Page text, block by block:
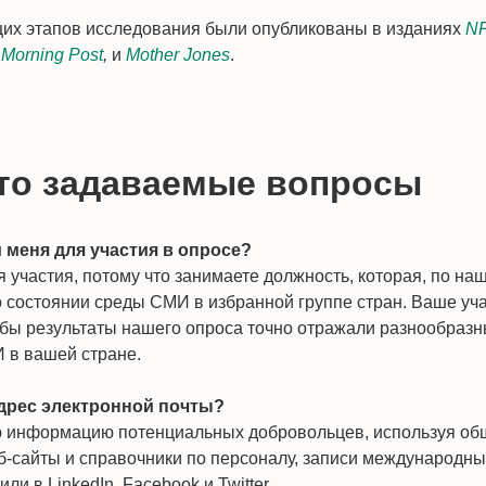
этапов исследования были опубликованы в изданиях
Post, и Mother Jones.
задаваемые вопросы
для участия в опросе?
потому что занимаете должность, которая, по
среды СМИ в избранной группе стран. Ваше
результаты нашего опроса точно отражали
вашей стране.
электронной почты?
потенциальных добровольцев, используя
сайты и справочники по персоналу, записи